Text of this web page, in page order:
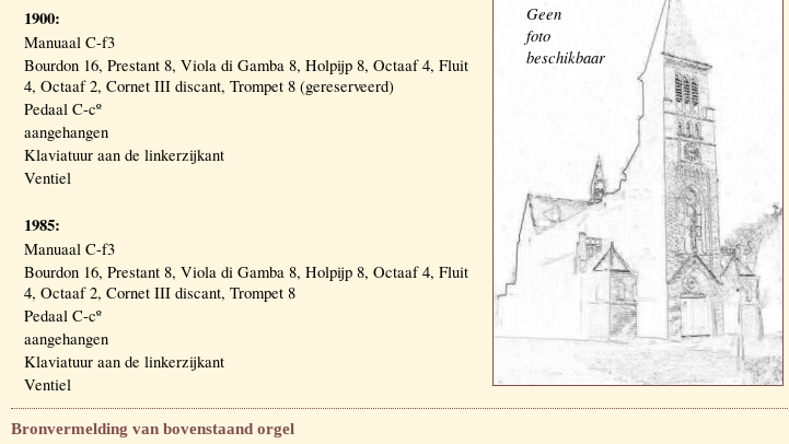
1900:
Manuaal C-f3
Bourdon 16, Prestant 8, Viola di Gamba 8, Holpijp 8, Octaaf 4, Fluit
4, Octaaf 2, Cornet III discant, Trompet 8 (gereserveerd)
Pedaal C-cº
aangehangen
Klaviatuur aan de linkerzijkant
Ventiel
1985:
Manuaal C-f3
Bourdon 16, Prestant 8, Viola di Gamba 8, Holpijp 8, Octaaf 4, Fluit
4, Octaaf 2, Cornet III discant, Trompet 8
Pedaal C-cº
aangehangen
Klaviatuur aan de linkerzijkant
Ventiel
Geen
foto
beschikbaar
Bronvermelding van bovenstaand orgel